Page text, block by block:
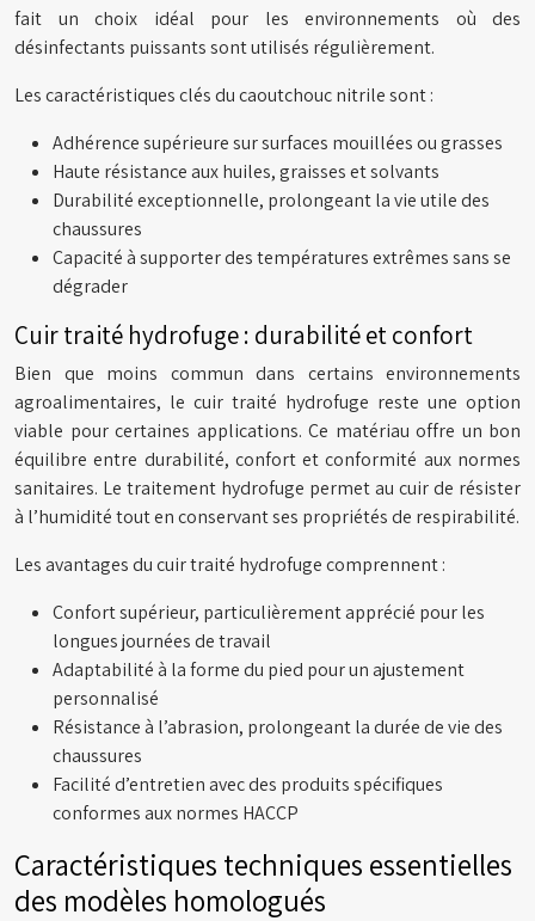
fait un choix idéal pour les environnements où des
désinfectants puissants sont utilisés régulièrement.
Les caractéristiques clés du caoutchouc nitrile sont :
Adhérence supérieure sur surfaces mouillées ou grasses
Haute résistance aux huiles, graisses et solvants
Durabilité exceptionnelle, prolongeant la vie utile des
chaussures
Capacité à supporter des températures extrêmes sans se
dégrader
Cuir traité hydrofuge : durabilité et confort
Bien que moins commun dans certains environnements
agroalimentaires, le cuir traité hydrofuge reste une option
viable pour certaines applications. Ce matériau offre un bon
équilibre entre durabilité, confort et conformité aux normes
sanitaires. Le traitement hydrofuge permet au cuir de résister
à l’humidité tout en conservant ses propriétés de respirabilité.
Les avantages du cuir traité hydrofuge comprennent :
Confort supérieur, particulièrement apprécié pour les
longues journées de travail
Adaptabilité à la forme du pied pour un ajustement
personnalisé
Résistance à l’abrasion, prolongeant la durée de vie des
chaussures
Facilité d’entretien avec des produits spécifiques
conformes aux normes HACCP
Caractéristiques techniques essentielles
des modèles homologués